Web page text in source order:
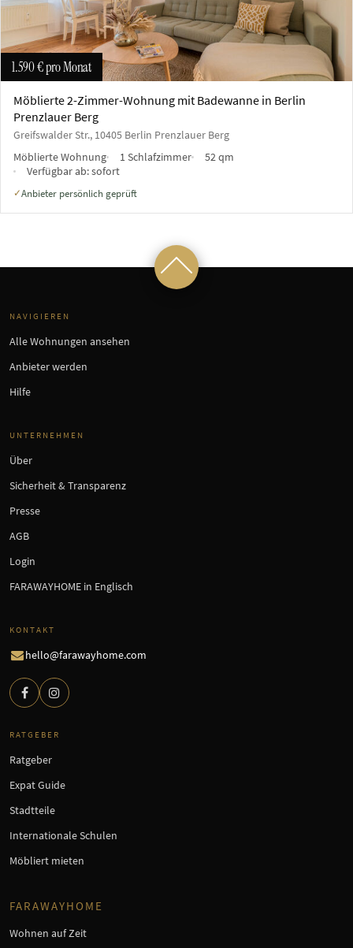
1.590 €pro Monat
Möblierte 2-Zimmer-Wohnung mit Badewanne in Berlin
Prenzlauer Berg
Greifswalder Str., 10405 Berlin Prenzlauer Berg
Möblierte Wohnung
1 Schlafzimmer
52 qm
Verfügbar ab:sofort
✓Anbieter persönlich geprüft
NAVIGIEREN
Alle Wohnungen ansehen
Anbieter werden
Hilfe
UNTERNEHMEN
Über
Sicherheit & Transparenz
Presse
AGB
Login
FARAWAYHOME in Englisch
KONTAKT
hello@farawayhome.com
RATGEBER
Ratgeber
Expat Guide
Stadtteile
Internationale Schulen
Möbliert mieten
FARAWAYHOME
Wohnen auf Zeit